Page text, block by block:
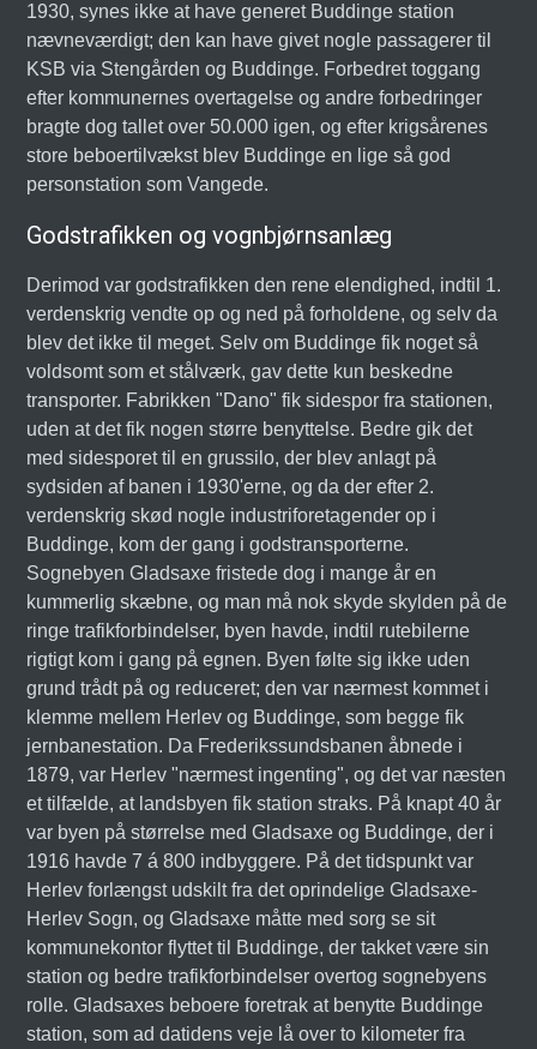
1930, synes ikke at have generet Buddinge station
nævneværdigt; den kan have givet nogle passagerer til
KSB via Stengården og Buddinge. Forbedret toggang
efter kommunernes overtagelse og andre forbedringer
bragte dog tallet over 50.000 igen, og efter krigsårenes
store beboertilvækst blev Buddinge en lige så god
personstation som Vangede.
Godstrafikken og vognbjørnsanlæg
Derimod var godstrafikken den rene elendighed, indtil 1.
verdenskrig vendte op og ned på forholdene, og selv da
blev det ikke til meget. Selv om Buddinge fik noget så
voldsomt som et stålværk, gav dette kun beskedne
transporter. Fabrikken "Dano" fik sidespor fra stationen,
uden at det fik nogen større benyttelse. Bedre gik det
med sidesporet til en grussilo, der blev anlagt på
sydsiden af banen i 1930'erne, og da der efter 2.
verdenskrig skød nogle industriforetagender op i
Buddinge, kom der gang i godstransporterne.
Sognebyen Gladsaxe fristede dog i mange år en
kummerlig skæbne, og man må nok skyde skylden på de
ringe trafikforbindelser, byen havde, indtil rutebilerne
rigtigt kom i gang på egnen. Byen følte sig ikke uden
grund trådt på og reduceret; den var nærmest kommet i
klemme mellem Herlev og Buddinge, som begge fik
jernbanestation. Da Frederikssundsbanen åbnede i
1879, var Herlev "nærmest ingenting", og det var næsten
et tilfælde, at landsbyen fik station straks. På knapt 40 år
var byen på størrelse med Gladsaxe og Buddinge, der i
1916 havde 7 á 800 indbyggere. På det tidspunkt var
Herlev forlængst udskilt fra det oprindelige Gladsaxe-
Herlev Sogn, og Gladsaxe måtte med sorg se sit
kommunekontor flyttet til Buddinge, der takket være sin
station og bedre trafikforbindelser overtog sognebyens
rolle. Gladsaxes beboere foretrak at benytte Buddinge
station, som ad datidens veje lå over to kilometer fra